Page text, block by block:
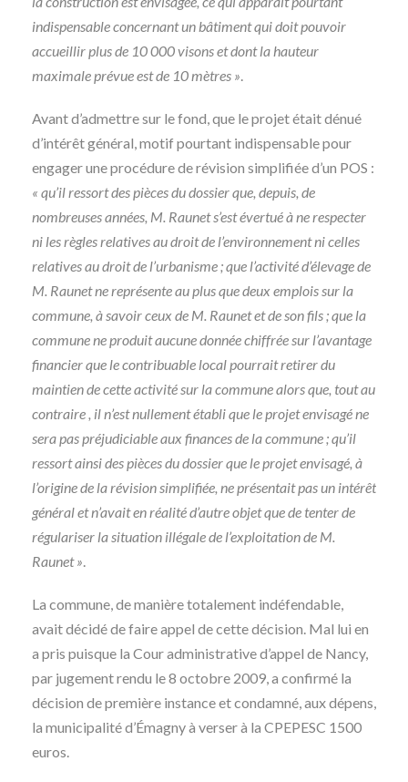
indispensable concernant un bâtiment qui doit pouvoir
accueillir plus de 10 000 visons et dont la hauteur
maximale prévue est de 10 mètres ».
Avant d’admettre sur le fond, que le projet était dénué
d’intérêt général, motif pourtant indispensable pour
engager une procédure de révision simplifiée d’un POS :
« qu’il ressort des pièces du dossier que, depuis, de
nombreuses années, M. Raunet s’est évertué à ne respecter
ni les règles relatives au droit de l’environnement ni celles
relatives au droit de l’urbanisme ; que l’activité d’élevage de
M. Raunet ne représente au plus que deux emplois sur la
commune, à savoir ceux de M. Raunet et de son fils ; que la
commune ne produit aucune donnée chiffrée sur l’avantage
financier que le contribuable local pourrait retirer du
maintien de cette activité sur la commune alors que, tout au
contraire , il n’est nullement établi que le projet envisagé ne
sera pas préjudiciable aux finances de la commune ; qu’il
ressort ainsi des pièces du dossier que le projet envisagé, à
l’origine de la révision simplifiée, ne présentait pas un intérêt
général et n’avait en réalité d’autre objet que de tenter de
régulariser la situation illégale de l’exploitation de M.
Raunet ».
La commune, de manière totalement indéfendable,
avait décidé de faire appel de cette décision. Mal lui en
a pris puisque la Cour administrative d’appel de Nancy,
par jugement rendu le 8 octobre 2009, a confirmé la
décision de première instance et condamné, aux dépens,
la municipalité d’Émagny à verser à la CPEPESC 1500
euros.